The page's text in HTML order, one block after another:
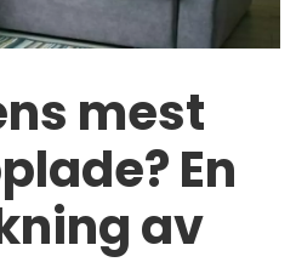
mest
En
av